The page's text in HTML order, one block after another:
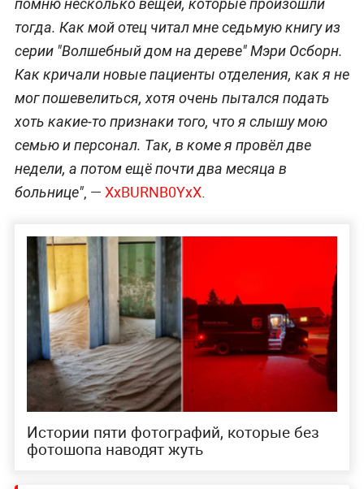
помню несколько вещей, которые произошли
тогда. Как мой отец читал мне седьмую книгу из
серии "Волшебный дом на дереве" Мэри Осборн.
Как кричали новые пациенты отделения, как я не
мог пошевелиться, хотя очень пытался подать
хоть какие-то признаки того, что я слышу мою
семью и персонал. Так, в коме я провёл две
недели, а потом ещё почти два месяца в
больнице", — XxBURNB0YxX.
Истории пяти фотографий, которые без
фотошопа наводят жуть